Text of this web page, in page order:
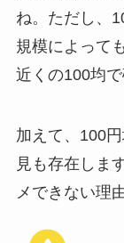
ね。ただし、
規模によって
近くの100均
加えて、100
見も存在しま
メできない理